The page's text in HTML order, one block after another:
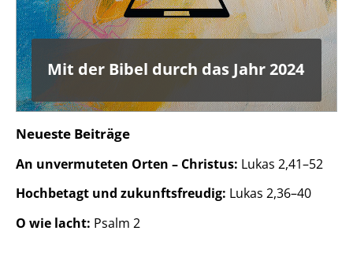
Mit der Bibel durch das Jahr 2024
Neueste Beiträge
An unvermuteten Orten – Christus: Lukas 2,41–52
Hochbetagt und zukunftsfreudig: Lukas 2,36–40
O wie lacht: Psalm 2